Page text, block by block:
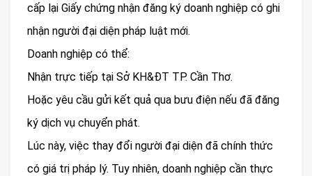
cấp lại Giấy chứng nhận đăng ký doanh nghiệp có ghi
nhận người đại diện pháp luật mới.
Doanh nghiệp có thể:
Nhận trực tiếp tại Sở KH&ĐT TP. Cần Thơ.
Hoặc yêu cầu gửi kết quả qua bưu điện nếu đã đăng
ký dịch vụ chuyển phát.
Lúc này, việc thay đổi người đại diện đã chính thức
có giá trị pháp lý. Tuy nhiên, doanh nghiệp cần thực